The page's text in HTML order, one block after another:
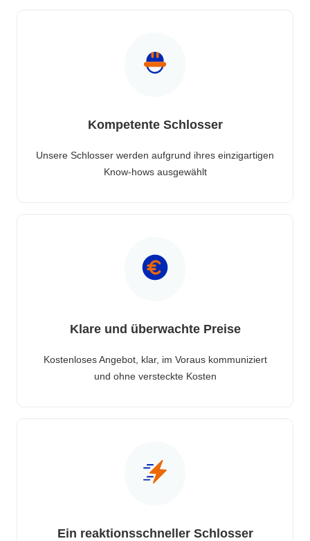
Kompetente Schlosser
Unsere Schlosser werden aufgrund ihres einzigartigen
Know-hows ausgewählt
Klare und überwachte Preise
Kostenloses Angebot, klar, im Voraus kommuniziert
und ohne versteckte Kosten
Ein reaktionsschneller Schlosser